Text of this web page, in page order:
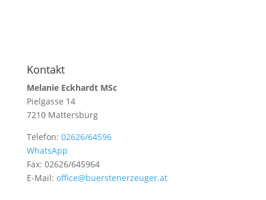
Kontakt
Melanie Eckhardt MSc
Pielgasse 14
7210 Mattersburg
Telefon: 02626/64596
WhatsApp
Fax: 02626/645964
E-Mail: office@buerstenerzeuger.at